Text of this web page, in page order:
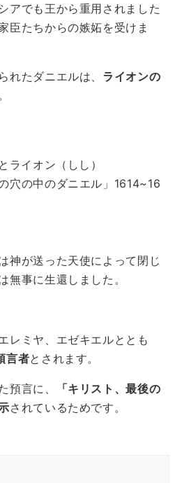
アでも王から重用されました
臣たちからの嫉妬を受けま
れたダニエルは、 ライオンの
穴の中のダニエル」1614~16
神が送った天使によって閉じ
無事に生還しました。
レミヤ、エゼキエルととも
言者とされます。
預言に、
「キリスト、最後の
されているためです。